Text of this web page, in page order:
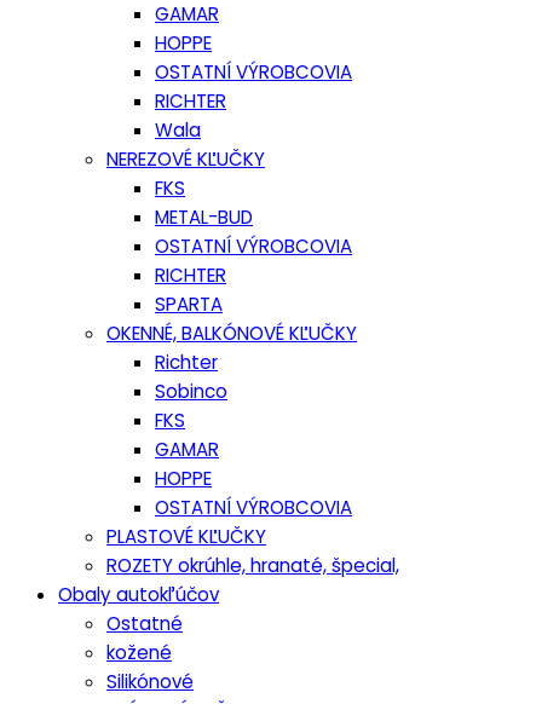
GAMAR
HOPPE
OSTATNÍ VÝROBCOVIA
RICHTER
Wala
NEREZOVÉ KĽUČKY
FKS
METAL-BUD
OSTATNÍ VÝROBCOVIA
RICHTER
SPARTA
OKENNÉ, BALKÓNOVÉ KĽUČKY
Richter
Sobinco
FKS
GAMAR
HOPPE
OSTATNÍ VÝROBCOVIA
PLASTOVÉ KĽUČKY
ROZETY okrúhle, hranaté, špecial,
Obaly autokľúčov
Ostatné
kožené
Silikónové